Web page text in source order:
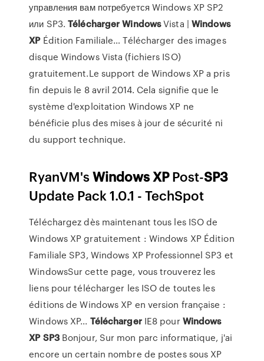
управления вам потребуется Windows XP SP2
или SP3.Télécharger WindowsVista | Windows
XPÉdition Familiale… Télécharger des images
disque Windows Vista (fichiers ISO)
gratuitement.Le support de Windows XP a pris
fin depuis le 8 avril 2014. Cela signifie que le
système d'exploitation Windows XP ne
bénéficie plus des mises à jour de sécurité ni
du support technique.
RyanVM'sWindows XPPost-SP3
Update Pack 1.0.1 - TechSpot
Téléchargez dès maintenant tous les ISO de
Windows XP gratuitement : Windows XP Édition
Familiale SP3, Windows XP Professionnel SP3 et
WindowsSur cette page, vous trouverez les
liens pour télécharger les ISO de toutes les
éditions de Windows XP en version française :
Windows XP... TéléchargerIE8 pourWindows
XP SP3Bonjour, Sur mon parc informatique, j'ai
encore un certain nombre de postes sous XP